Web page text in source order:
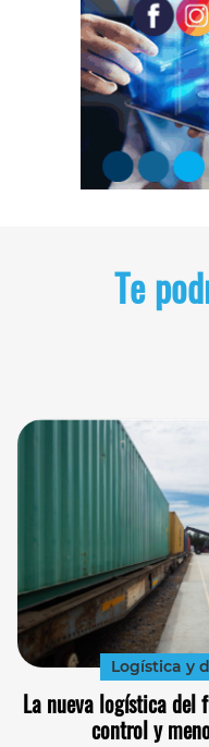
Te
Logística y
La nueva logística del
control y